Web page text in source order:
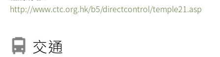
http://www.ctc.org.hk/b5/directcontrol/temple21.asp
交通